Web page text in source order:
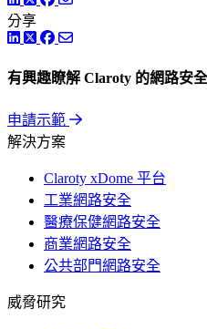
分享
LinkedIn
TwitterFacebook
有興趣瞭解 Claroty 的網路安
申請示範
解決方案
Claroty xDome 平台
工業網路安全
醫療保健網路安全
商業網路安全
公共部門網路安全
威脅研究